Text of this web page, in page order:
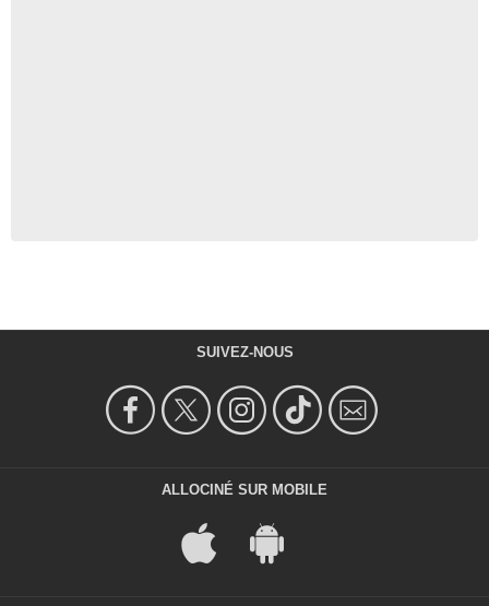
SUIVEZ-NOUS
ALLOCINÉ SUR MOBILE